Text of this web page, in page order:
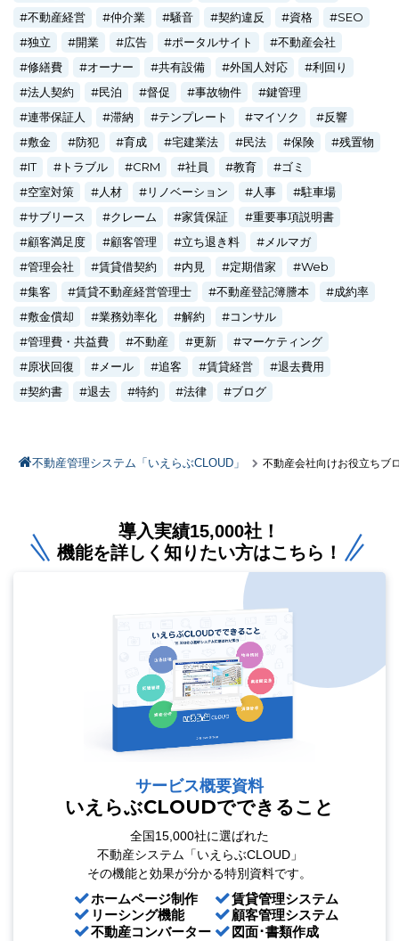
不動産経営
仲介業 騒音 契約違反 資格
SEO
独立
開業 広告 ポータルサイト
不動産会社
修繕費
オーナー 共有設備 外国人対応
利回り
法人契約
民泊 督促 事故物件
鍵管理
連帯保証人
滞納 テンプレート マイソク
反響
敷金
防犯 育成 宅建業法 民法 保険
残置物
IT
トラブル CRM 社員 教育
ゴミ
空室対策
人材 リノベーション 人事
駐車場
サブリース
クレーム 家賃保証
重要事項説明書
顧客満足度
顧客管理 立ち退き料
メルマガ
管理会社
賃貸借契約 内見 定期借家
Web
集客
賃貸不動産経営管理士 不動産登記簿謄本
成約率
敷金償却
業務効率化 解約
コンサル
管理費・共益費
不動産 更新
マーケティング
原状回復
メール 追客 賃貸経営
退去費用
契約書
退去 特約 法律 ブログ
不動産管理システム「いえらぶCLOUD」 不動産会社向けお役立ちブ
導入実績15,000社！
機能を詳しく知りたい方はこちら！
サービス概要資料
いえらぶCLOUDでできること
全国15,000社に選ばれた
不動産システム「いえらぶCLOUD」
その機能と効果が分かる特別資料です。
ホームページ制作
リーシング機能
不動産コンバーター
賃貸管理システム
顧客管理システム
図面･書類作成